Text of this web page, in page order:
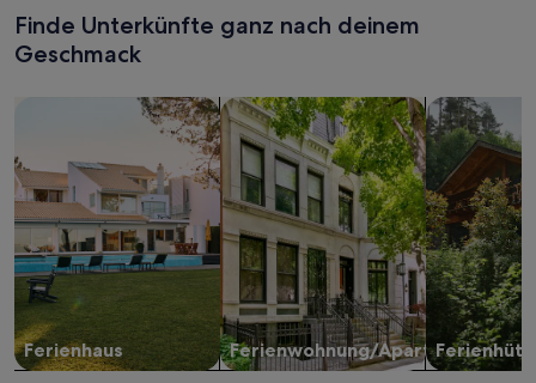
Finde Unterkünfte ganz nach deinem
Geschmack
Ferienhaus
Suche nach Ferienhäusern
Ferienwohnung/Apartment
Suche nach Ferienwohnungen oder
Suche nach